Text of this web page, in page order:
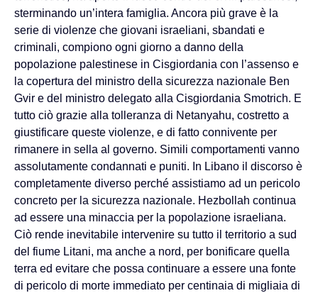
sterminando un’intera famiglia. Ancora più grave è la
serie di violenze che giovani israeliani, sbandati e
criminali, compiono ogni giorno a danno della
popolazione palestinese in Cisgiordania con l’assenso e
la copertura del ministro della sicurezza nazionale Ben
Gvir e del ministro delegato alla Cisgiordania Smotrich. E
tutto ciò grazie alla tolleranza di Netanyahu, costretto a
giustificare queste violenze, e di fatto connivente per
rimanere in sella al governo. Simili comportamenti vanno
assolutamente condannati e puniti. In Libano il discorso è
completamente diverso perché assistiamo ad un pericolo
concreto per la sicurezza nazionale. Hezbollah continua
ad essere una minaccia per la popolazione israeliana.
Ciò rende inevitabile intervenire su tutto il territorio a sud
del fiume Litani, ma anche a nord, per bonificare quella
terra ed evitare che possa continuare a essere una fonte
di pericolo di morte immediato per centinaia di migliaia di